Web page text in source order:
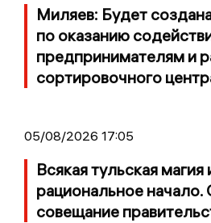
Миляев: Будет
по оказанию
предпринимателям и
сортировочного
05/08/2026 17:05
Всякая тульская магия
рациональное начало.
совещание